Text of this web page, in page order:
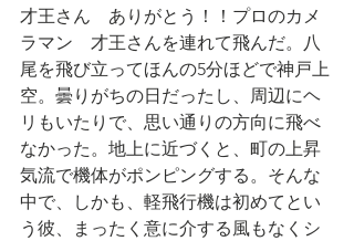
才王さん　ありがとう！！プロのカメ
ラマン　才王さんを連れて飛んだ。八
尾を飛び立ってほんの5分ほどで神戸上
空。曇りがちの日だったし、周辺にヘ
リもいたりで、思い通りの方向に飛べ
なかった。地上に近づくと、町の上昇
気流で機体がポンピングする。そんな
中で、しかも、軽飛行機は初めてとい
う彼、まったく意に介する風もなくシ